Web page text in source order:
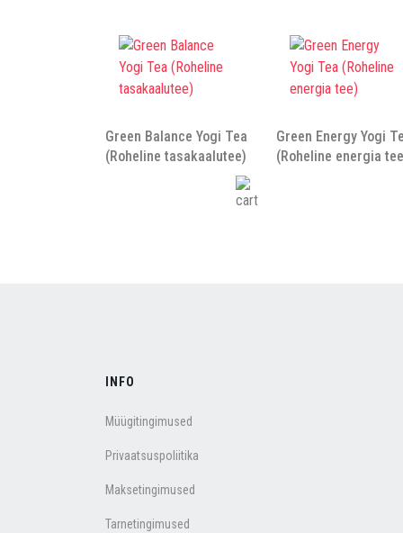
Green Balance Yogi Tea
(Roheline tasakaalutee)
Green Energy Yogi
(Roheline energia
INFO
Müügitingimused
Privaatsuspoliitika
Maksetingimused
Tarnetingimused